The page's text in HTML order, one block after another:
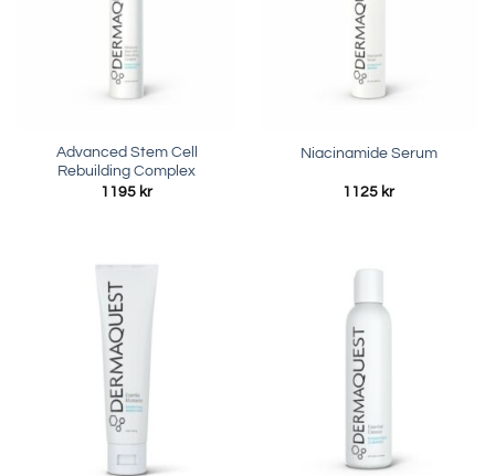
Advanced Stem Cell
Rebuilding Complex
1195 kr
Niacinamide Serum
1125 kr